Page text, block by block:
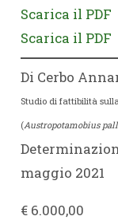
Scarica il PDF
Scarica il PDF
Di Cerbo
Studio di fattibilità
(Austropotamobius
maggio 2021
€ 6.000,00